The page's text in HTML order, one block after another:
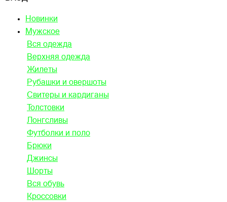
Новинки
Мужское
Вся одежда
Верхняя одежда
Жилеты
Рубашки и овершоты
Свитеры и кардиганы
Толстовки
Лонгсливы
Футболки и поло
Брюки
Джинсы
Шорты
Вся обувь
Кроссовки